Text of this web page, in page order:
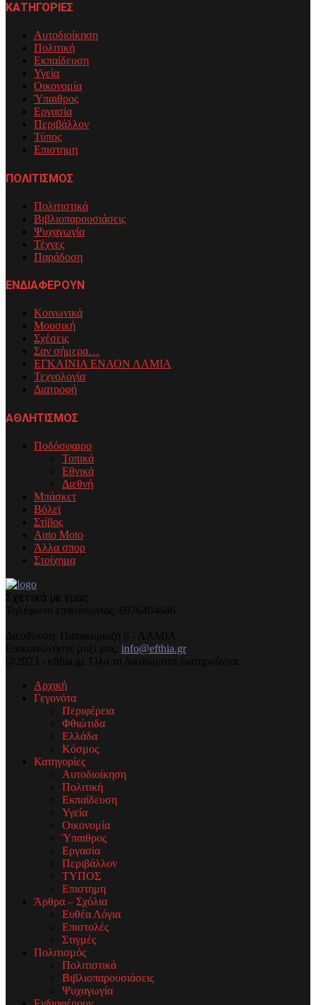
ΚΑΤΗΓΟΡΙΕΣ
Αυτοδιοίκηση
Πολιτική
Εκπαίδευση
Υγεία
Οικονομία
Ύπαιθρος
Εργασία
Περιβάλλον
Τύπος
Επιστημη
ΠΟΛΙΤΙΣΜΟΣ
Πολιτιστικά
Βιβλιοπαρουσιάσεις
Ψυχαγωγία
Τέχνες
Παράδοση
ΕΝΔΙΑΦΕΡΟΥΝ
Κοινωνικά
Μουσική
Σχέσεις
Σαν σήμερα…
ΕΓΚΑΙΝΙΑ ΕΝΑΟΝ ΛΑΜΙΑ
Τεχνολογία
Διατροφή
ΑΘΛΗΤΙΣΜΟΣ
Ποδόσφαιρο
Τοπικά
Εθνικά
Διεθνή
Μπάσκετ
Βόλεϊ
Στίβος
Auto Moto
Άλλα σπορ
Στοίχημα
Σχετικά με εμάς
Τηλέφωνo επικοινωνίας: 6976404646
Διεύθυνση: Παπακυριαζή 6 - ΛΑΜΙΑ
Επικοινωνήστε μαζί μας: info@efthia.gr
@2023 - efthia.gr. Όλα τα δικαιώματα διατηρούνται.
Αρχική
Γεγονότα
Περιφέρεια
Φθιώτιδα
Ελλάδα
Κόσμος
Κατηγορίες
Αυτοδιοίκηση
Πολιτική
Εκπαίδευση
Υγεία
Οικονομία
Ύπαιθρος
Εργασία
Περιβάλλον
ΤΥΠΟΣ
Επιστημη
Άρθρα – Σχόλια
Ευθέα Λόγια
Επιστολές
Στιγμές
Πολιτισμός
Πολιτιστικά
Βιβλιοπαρουσιάσεις
Ψυχαγωγία